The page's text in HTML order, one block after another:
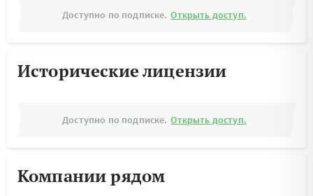
Доступно по подписке. Открыть доступ.
Исторические лицензии
Доступно по подписке. Открыть доступ.
Компании рядом